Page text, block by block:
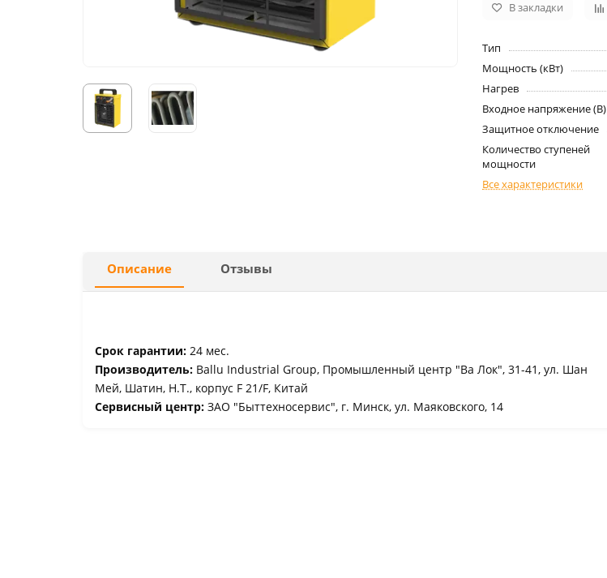
В закладки
Тип
Мощность (кВт)
Нагрев
Входное напряжение (В)
Защитное отключение
Количество ступеней
мощности
Все характеристики
Описание Отзывы
Срок гарантии: 24 мес.
Производитель: Ballu Industrial Group, Промышленный центр "Ва Лок", 31-41, ул. Шан
Мей, Шатин, Н.Т., корпус F 21/F, Китай
Сервисный центр: ЗАО "Быттехносервис", г. Минск, ул. Маяковского, 14